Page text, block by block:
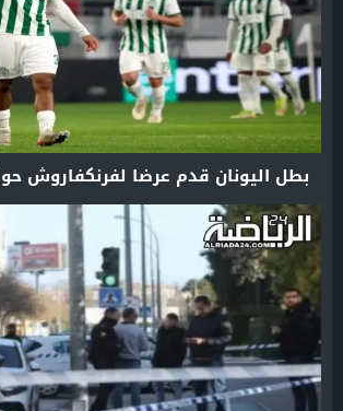
بطل اليونان قدم عرضا لفرنكفاروش